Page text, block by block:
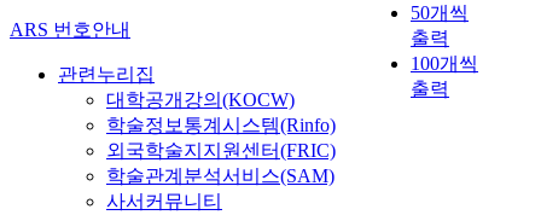
50개씩
출력
100개씩
출력
ARS 번호안내
관련누리집
대학공개강의(KOCW)
학술정보통계시스템(Rinfo)
외국학술지지원센터(FRIC)
학술관계분석서비스(SAM)
사서커뮤니티